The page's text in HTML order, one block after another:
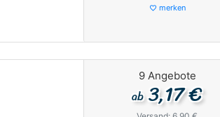
favorite_border merken
9 Angebote
ab3,17 €